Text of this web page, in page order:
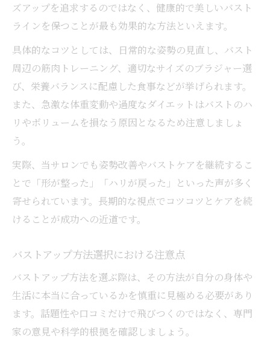
ズアップを追求するのではなく、健康的で美しいバスト
ラインを保つことが最も効果的な方法といえます。
具体的なコツとしては、日常的な姿勢の見直し、バスト
周辺の筋肉トレーニング、適切なサイズのブラジャー選
び、栄養バランスに配慮した食事などが挙げられます。
また、急激な体重変動や過度なダイエットはバストのハ
リやボリュームを損なう原因となるため注意しましょ
う。
実際、当サロンでも姿勢改善やバストケアを継続するこ
とで「形が整った」「ハリが戻った」といった声が多く
寄せられています。長期的な視点でコツコツとケアを続
けることが成功への近道です。
バストアップ方法選択における注意点
バストアップ方法を選ぶ際は、その方法が自分の身体や
生活に本当に合っているかを慎重に見極める必要があり
ます。話題性や口コミだけで飛びつくのではなく、専門
家の意見や科学的根拠を確認しましょう。